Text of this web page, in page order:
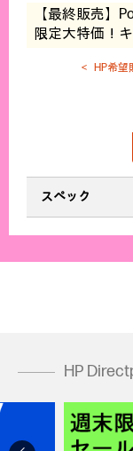
【最終販売】
限定大特価！
HP希望
スペック
HP